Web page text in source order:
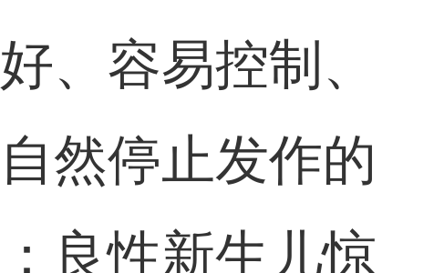
、容易控制、
然停止发作的
良性新生儿惊